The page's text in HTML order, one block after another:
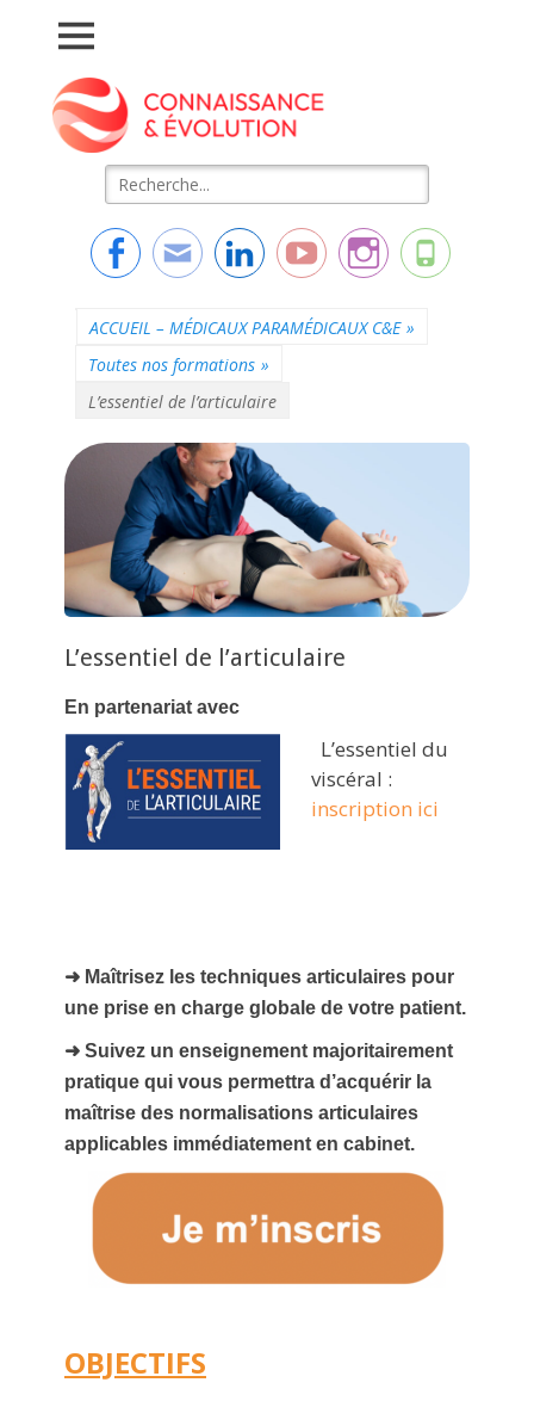
Connaissance &
L'essentiel de la formation
Rechercher :
Facebook
Adresse
contact
LinkedinYouTube
Instagram
Tél
ACCUEIL – MÉDICAUX PARAMÉDICAUX C&E »
Toutes nos formations »
L’essentiel de l’articulaire
L’essentiel de l’articulaire
En partenariat avec
L’essentiel du
viscéral :
inscription ici
➜ Maîtrisez les techniques articulaires pour
une prise en charge globale de votre patient.
➜ Suivez un enseignement majoritairement
pratique qui vous permettra d’acquérir la
maîtrise des normalisations articulaires
applicables immédiatement en cabinet.
OBJECTIFS